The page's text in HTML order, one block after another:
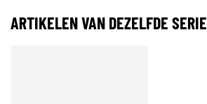
ARTIKELEN VAN DEZELFDE SERIE